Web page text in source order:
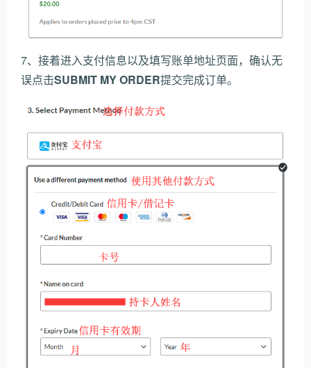
7、接着进入支付信息以及填写账单地址页面，确认无
误点击SUBMIT MY ORDER提交完成订单。